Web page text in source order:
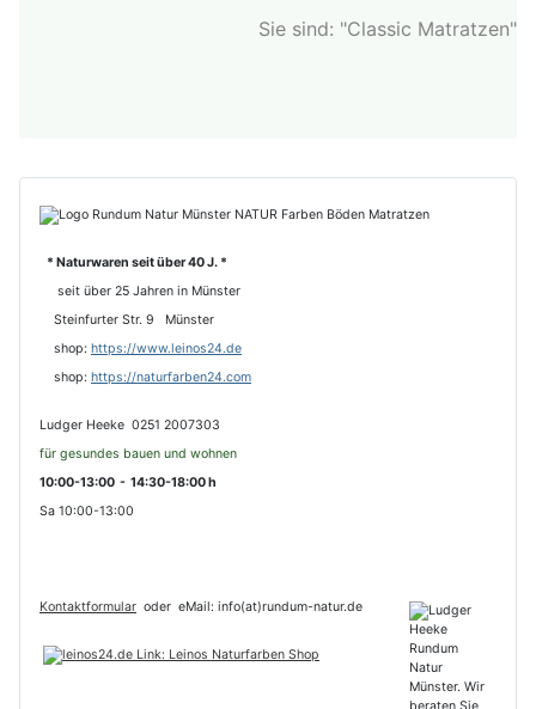
Sie sind: "Classic Matratzen"
* Naturwaren seit über 40 J. *
seit über 25 Jahren in Münster
Steinfurter Str. 9 Münster
shop: https://www.leinos24.de
shop: https://naturfarben24.com
Ludger Heeke 0251 2007303
für gesundes bauen und wohnen
10:00-13:00 - 14:30-18:00 h
Sa 10:00-13:00
Kontaktformular oder eMail: info(at)rundum-natur.de